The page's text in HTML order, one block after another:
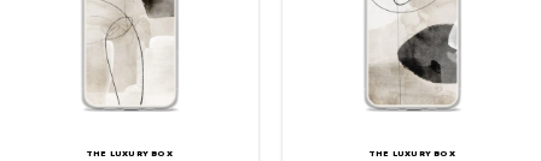
THE LUXURY BOX THE LUXURY BOX